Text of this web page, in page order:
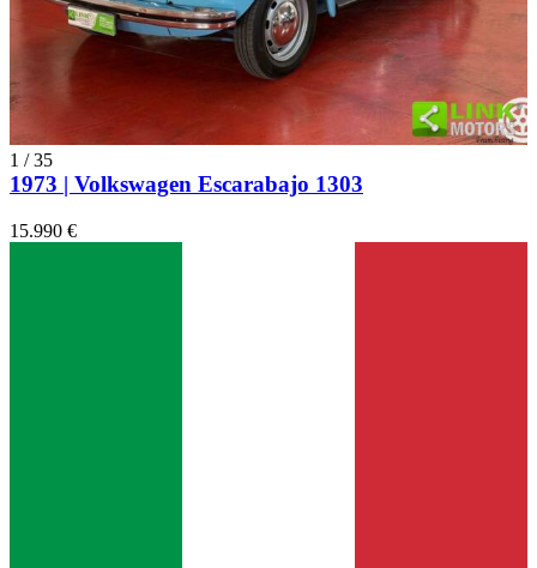
1 /35
1973 | Volkswagen Escarabajo 1303
15.990 €